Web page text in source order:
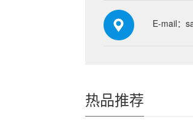
E-mail：
热品推荐